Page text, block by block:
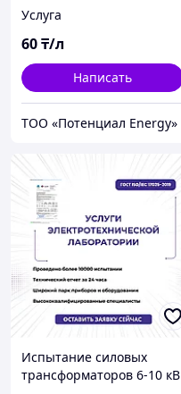
Услуга
60₸/л
Написать
ТОО «‎Потенциал Energy»‎
Испытание силовых
трансформаторов 6-10 кВ